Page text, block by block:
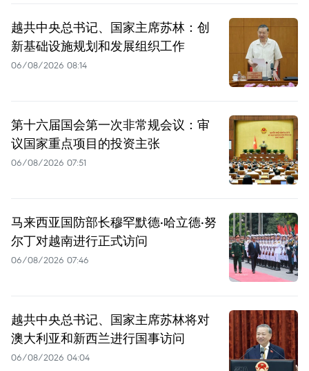
越共中央总书记、国家主席苏林：创
新基础设施规划和发展组织工作
06/08/2026 08:14
第十六届国会第一次非常规会议：审
议国家重点项目的投资主张
06/08/2026 07:51
马来西亚国防部长穆罕默德·哈立德·努
尔丁对越南进行正式访问
06/08/2026 07:46
越共中央总书记、国家主席苏林将对
澳大利亚和新西兰进行国事访问
06/08/2026 04:04